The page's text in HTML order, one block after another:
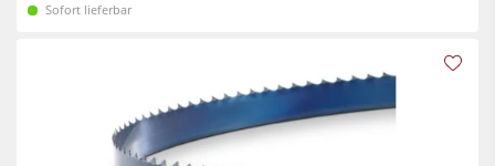
Sofort lieferbar